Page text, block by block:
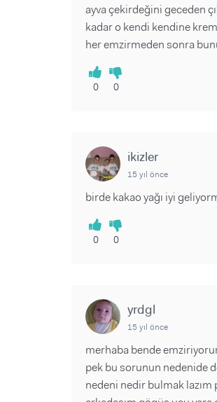
ayva çekirdeğini geceden
kadar o kendi kendine
her emzirmeden sonra
0 0
ikizler
15 yıl önce
birde kakao yağı iyi
0 0
yrdgl
15 yıl önce
merhaba bende
pek bu sorunun nedenide
nedeni nedir bulmak